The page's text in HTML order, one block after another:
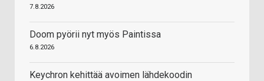
7.8.2026
Doom pyörii nyt myös Paintissa
6.8.2026
Keychron kehittää avoimen lähdekoodin